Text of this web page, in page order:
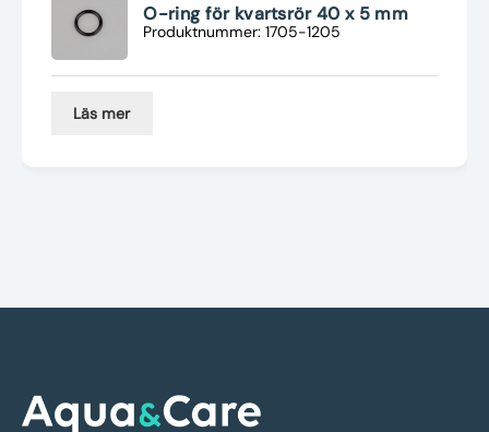
O-ring för kvartsrör 40 x 5 mm
Produktnummer: 1705-1205
Läs mer